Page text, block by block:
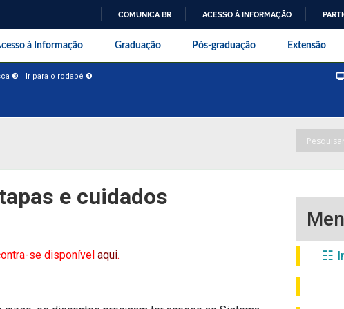
COMUNICA BR ACESSO À INFORMAÇÃO
da Universidade Federal Rural
à Informação Graduação Pós-graduação Extensão
❸ Ir para o rodapé ❹
e cuidados
se disponível aqui.
☷